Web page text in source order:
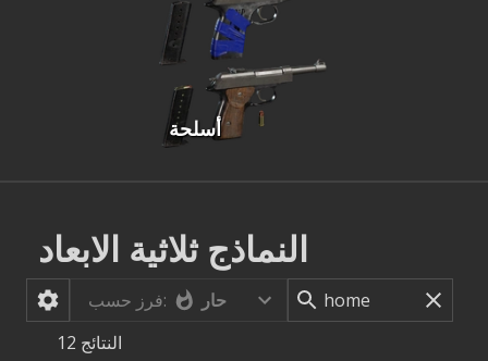
أسلحة
النماذج ثلاثية الابعاد
فرز حسب:
حار
12 النتائج